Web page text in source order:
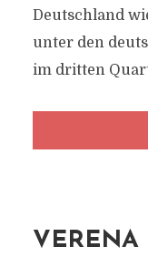
Deutschland
unter den
im dritten
VERENA